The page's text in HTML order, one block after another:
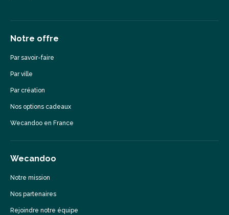
Notre offre
Par savoir-faire
Par ville
Par création
Nos options cadeaux
Wecandoo en France
Wecandoo
Notre mission
Nos partenaires
Rejoindre notre équipe